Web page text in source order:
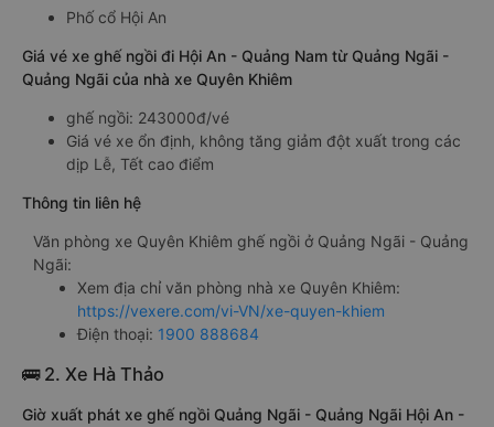
Phố cổ Hội An
Giá vé xe ghế ngồi đi Hội An - Quảng Nam từ Quảng Ngãi -
Quảng Ngãi của nhà xe Quyên Khiêm
ghế ngồi: 243000đ/vé
Giá vé xe ổn định, không tăng giảm đột xuất trong các
dịp Lễ, Tết cao điểm
Thông tin liên hệ
Văn phòng xe Quyên Khiêm ghế ngồi ở Quảng Ngãi - Quảng
Ngãi:
Xem địa chỉ văn phòng nhà xe Quyên Khiêm:
https://vexere.com/vi-VN/xe-quyen-khiem
Điện thoại: 1900 888684
🚌 2. Xe Hà Thảo
Giờ xuất phát xe ghế ngồi Quảng Ngãi - Quảng Ngãi Hội An -